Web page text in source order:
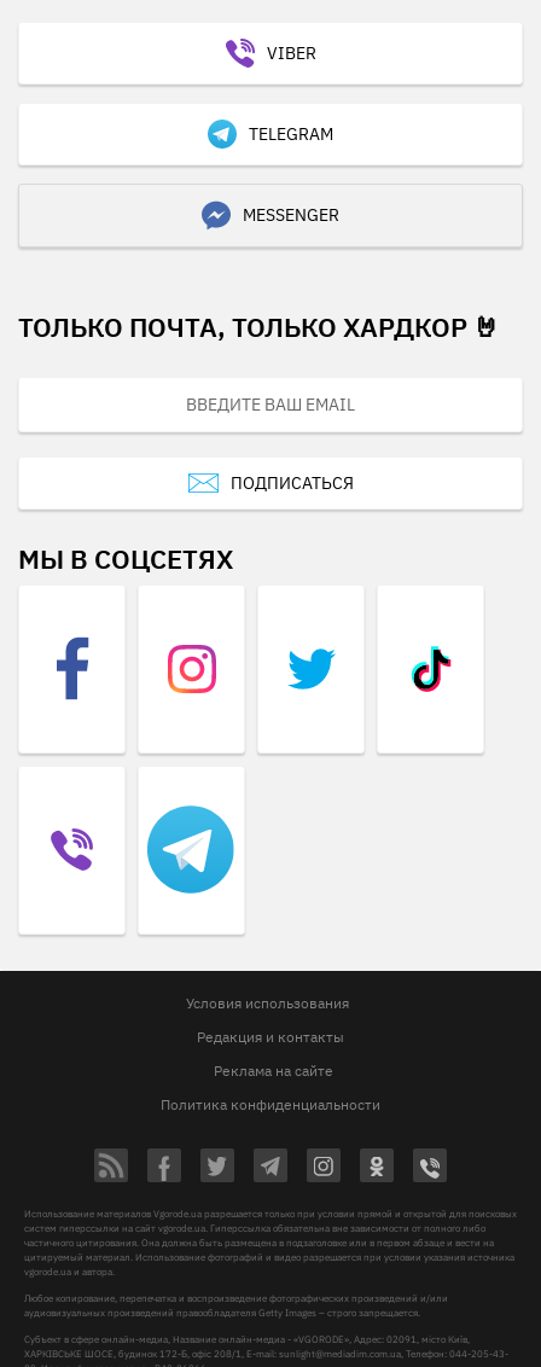
VIBER
TELEGRAM
MESSENGER
ТОЛЬКО ПОЧТА, ТОЛЬКО ХАРДКОР 🤘
ПОДПИСАТЬСЯ
МЫ В СОЦСЕТЯХ
Условия использования
Редакция и контакты
Реклама на сайте
Политика конфиденциальности
Использование материалов Vgorode.ua разрешается только при условии прямой и открытой для поисковых
систем гиперссылки на сайт vgorode.ua. Гиперссылка обязательна вне зависимости от полного либо
частичного цитирования. Она должна быть размещена в подзаголовке или в первом абзаце и вести на
цитируемый материал. Использование фотографий и видео разрешается при условии указания источника
vgorode.ua и автора.
Любое копирование, перепечатка и воспроизведение фотографических произведений и/или
аудиовизуальных произведений правообладателя Getty Images – строго запрещается.
Субъект в сфере онлайн-медиа, Название онлайн-медиа - «VGORODE», Адрес: 02091, місто Київ,
ХАРКІВСЬКЕ ШОСЕ, будинок 172-Б, офіс 208/1, E-mail:sunlight@mediadim.com.ua , Телефон: 044-205-43-